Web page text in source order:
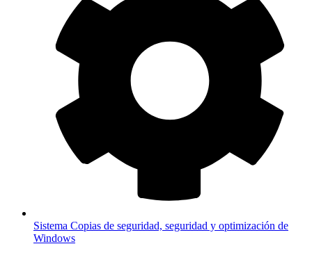
Sistema Copias de seguridad, seguridad y optimización de
Windows